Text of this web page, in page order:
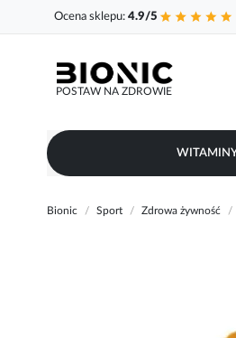
Ocena sklepu: 4.9/5
POSTAW NA ZDROWIE
Bionic Sport Zdrowa żywność